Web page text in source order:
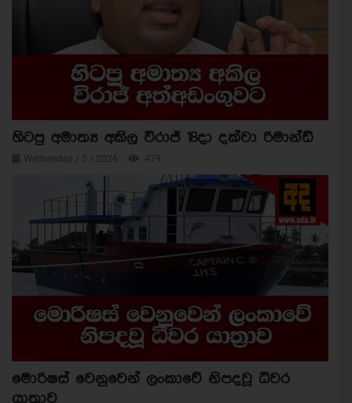
හිටපු අමාත්‍ය අකිල විරාජ් 18දා දක්වා රිමාන්ඩ්
Wednesday / 5 / 2026 479
මොරිෂස් වෙනුවෙන් ලංකාවේ නිපදවූ ධීවර
යාත්‍රාව